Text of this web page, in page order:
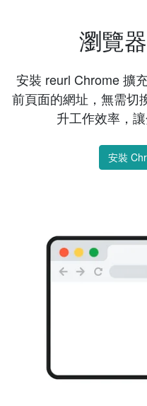
瀏覽
安裝 reurl Chrome 擴
前頁面的網址，無需切
升工作效率，
安裝